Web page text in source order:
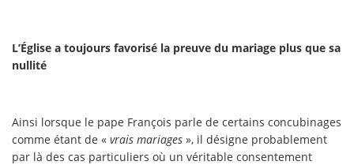
L’Église a toujours favorisé la preuve du mariage plus que sa
nullité
Ainsi lorsque le pape François parle de certains concubinages
comme étant de « vrais mariages », il désigne probablement
par là des cas particuliers où un véritable consentement